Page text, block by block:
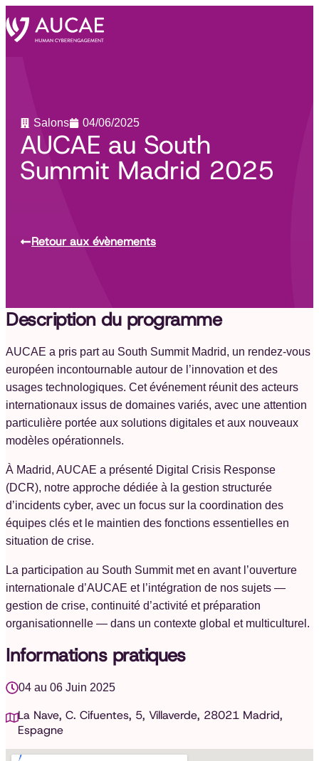
Salons 04/06/2025
AUCAE au South
Summit Madrid 2025
Retour aux évènements
Description du programme
AUCAE a pris part au South Summit Madrid, un rendez-vous
européen incontournable autour de l’innovation et des
usages technologiques. Cet événement réunit des acteurs
internationaux issus de domaines variés, avec une attention
particulière portée aux solutions digitales et aux nouveaux
modèles opérationnels.
À Madrid, AUCAE a présenté Digital Crisis Response
(DCR), notre approche dédiée à la gestion structurée
d’incidents cyber, avec un focus sur la coordination des
équipes clés et le maintien des fonctions essentielles en
situation de crise.
La participation au South Summit met en avant l’ouverture
internationale d’AUCAE et l’intégration de nos sujets —
gestion de crise, continuité d’activité et préparation
organisationnelle — dans un contexte global et multiculturel.
Informations pratiques
04 au 06 Juin 2025
La Nave, C. Cifuentes, 5, Villaverde, 28021 Madrid,
Espagne